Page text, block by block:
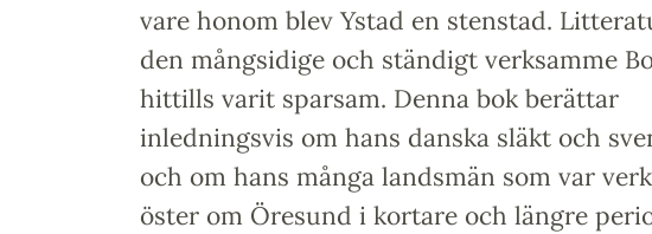
vare honom blev Ystad en stenstad.
den mångsidige och ständigt verksamme
hittills varit sparsam. Denna bok berättar
inledningsvis om hans danska släkt och
och om hans många landsmän som var
öster om Öresund i kortare och längre